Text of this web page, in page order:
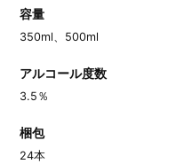
容量
350ml、500ml
アルコール度数
3.5％
梱包
24本